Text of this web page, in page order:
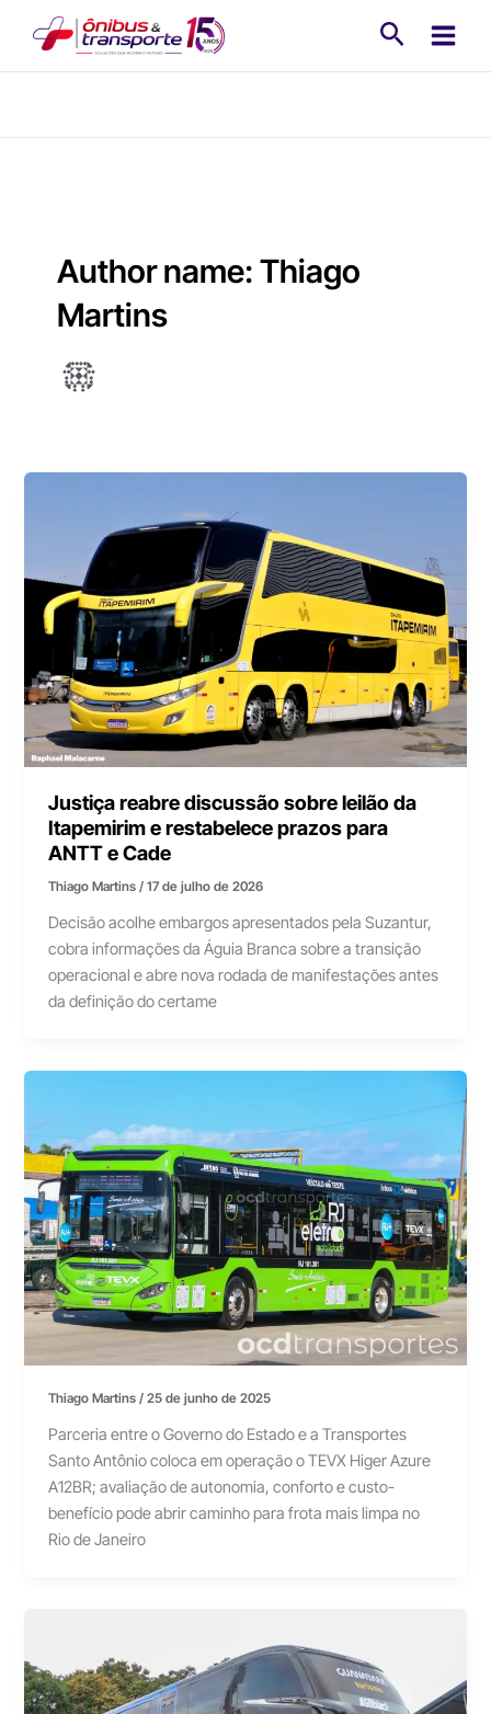
Author name: Thiago
Martins
Justiça reabre discussão sobre leilão da
Itapemirim e restabelece prazos para
ANTT e Cade
Thiago Martins/17 de julho de 2026
Decisão acolhe embargos apresentados pela Suzantur,
cobra informações da Águia Branca sobre a transição
operacional e abre nova rodada de manifestações antes
da definição do certame
Thiago Martins/25 de junho de 2025
Parceria entre o Governo do Estado e a Transportes
Santo Antônio coloca em operação o TEVX Higer Azure
A12BR; avaliação de autonomia, conforto e custo-
benefício pode abrir caminho para frota mais limpa no
Rio de Janeiro